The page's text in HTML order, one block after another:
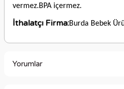
vermez.BPA içermez.
İthalatçı Firma:Burda Bebek
Yorumlar